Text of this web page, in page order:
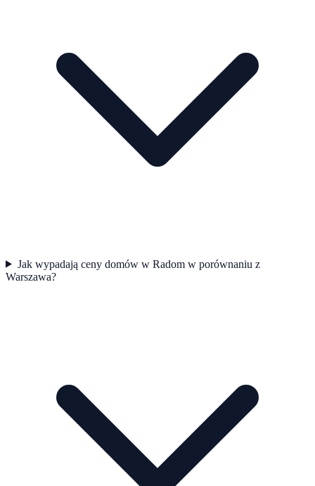
Jak wypadają ceny domów w Radom w porównaniu z
Warszawa?